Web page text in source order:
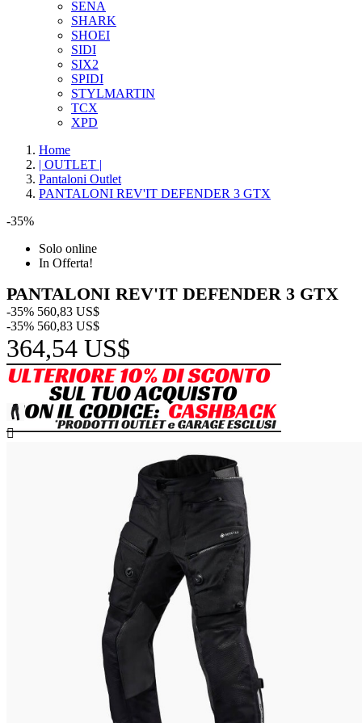
SENA
SHARK
SHOEI
SIDI
SIX2
SPIDI
STYLMARTIN
TCX
XPD
Home
| OUTLET |
Pantaloni Outlet
PANTALONI REV'IT DEFENDER 3 GTX
-35%
Solo online
In Offerta!
PANTALONI REV'IT DEFENDER 3 GTX
-35% 560,83 US$
-35% 560,83 US$
364,54 US$
